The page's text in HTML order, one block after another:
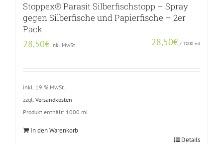
Stoppex® Parasit Silberfischstopp – Spray
gegen Silberfische und Papierfische – 2er
Pack
28,50€ inkl. MwSt. 28,50€ / 1000 ml
inkl. 19 % MwSt.
zzgl. Versandkosten
Produkt enthält: 1000 ml
In den Warenkorb
Details